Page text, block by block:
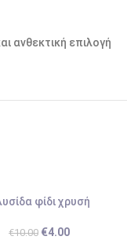
ανθεκτική επιλογή
φίδι χρυσή
€10.00 €4.00